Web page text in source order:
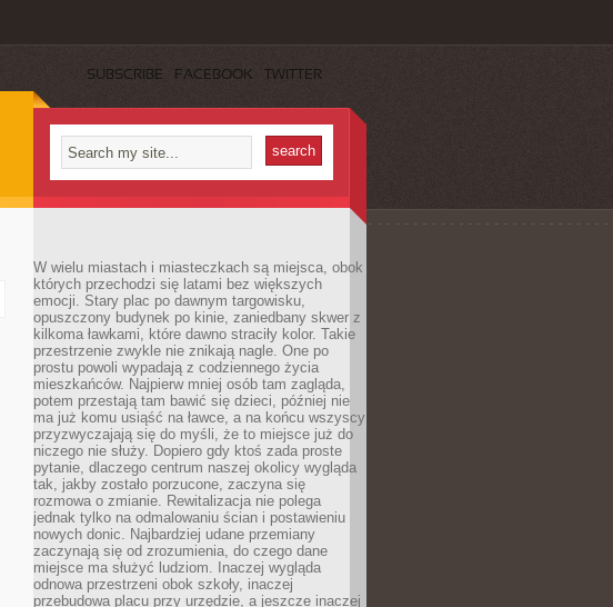
SUBSCRIBE FACEBOOK TWITTER
W wielu miastach i miasteczkach są miejsca, obok
których przechodzi się latami bez większych
emocji. Stary plac po dawnym targowisku,
opuszczony budynek po kinie, zaniedbany skwer z
kilkoma ławkami, które dawno straciły kolor. Takie
przestrzenie zwykle nie znikają nagle. One po
prostu powoli wypadają z codziennego życia
mieszkańców. Najpierw mniej osób tam zagląda,
potem przestają tam bawić się dzieci, później nie
ma już komu usiąść na ławce, a na końcu wszyscy
przyzwyczajają się do myśli, że to miejsce już do
niczego nie służy. Dopiero gdy ktoś zada proste
pytanie, dlaczego centrum naszej okolicy wygląda
tak, jakby zostało porzucone, zaczyna się
rozmowa o zmianie. Rewitalizacja nie polega
jednak tylko na odmalowaniu ścian i postawieniu
nowych donic. Najbardziej udane przemiany
zaczynają się od zrozumienia, do czego dane
miejsce ma służyć ludziom. Inaczej wygląda
odnowa przestrzeni obok szkoły, inaczej
przebudowa placu przy urzędzie, a jeszcze inaczej